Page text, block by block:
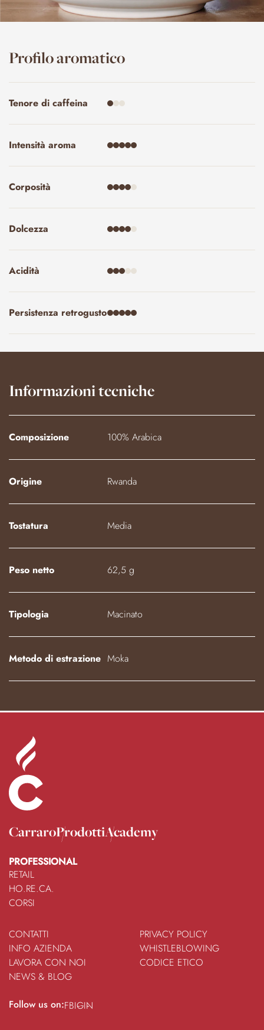
Profilo aromatico
Tenore di caffeina
Intensità aroma
Corposità
Dolcezza
Acidità
Persistenza retrogusto
Informazioni tecniche
Composizione 100% Arabica
Origine Rwanda
Tostatura Media
Peso netto 62,5 g
Tipologia Macinato
Metodo di estrazione Moka
CarraroProdottiAcademy
PROFESSIONAL
RETAIL
HO.RE.CA.
CORSI
CONTATTI
INFO AZIENDA
LAVORA CON NOI
NEWS & BLOG
PRIVACY POLICY
WHISTLEBLOWING
CODICE ETICO
Follow us on:FBIGIN